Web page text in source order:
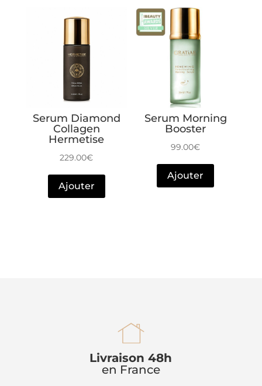
Serum Diamond
Collagen
Hermetise
229.00€
Ajouter
Serum Morning
Booster
99.00€
Ajouter
h
Livraison 48h
en France